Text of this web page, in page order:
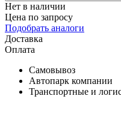
Нет в наличии
Цена по запросу
Подобрать аналоги
Доставка
Оплата
Самовывоз
Автопарк компании
Транспортные и